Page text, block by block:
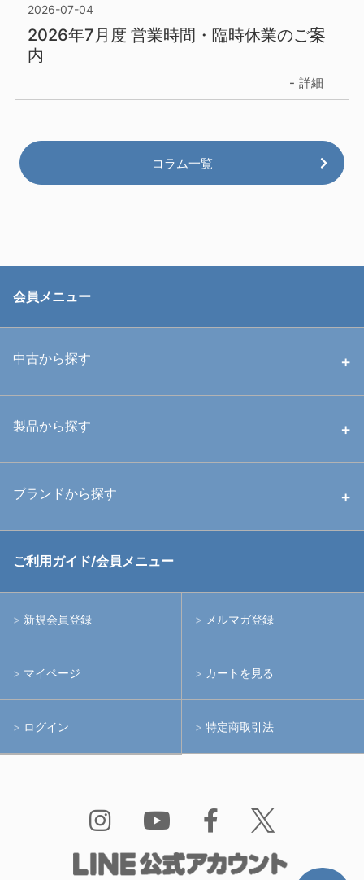
2026-07-04
2026年7月度 営業時間・臨時休業のご案
内
詳細
コラム一覧
会員メニュー
中古から探す
中古ハウジング
中古アームシステム
製品から探す
ハウジング
水中用品
ブランドから探す
RGBlue
イノン
フィッシュアイ
ご利用ガイド/会員メニュー
新規会員登録 メルマガ登録
マイページ カートを見る
ログイン 特定商取引法